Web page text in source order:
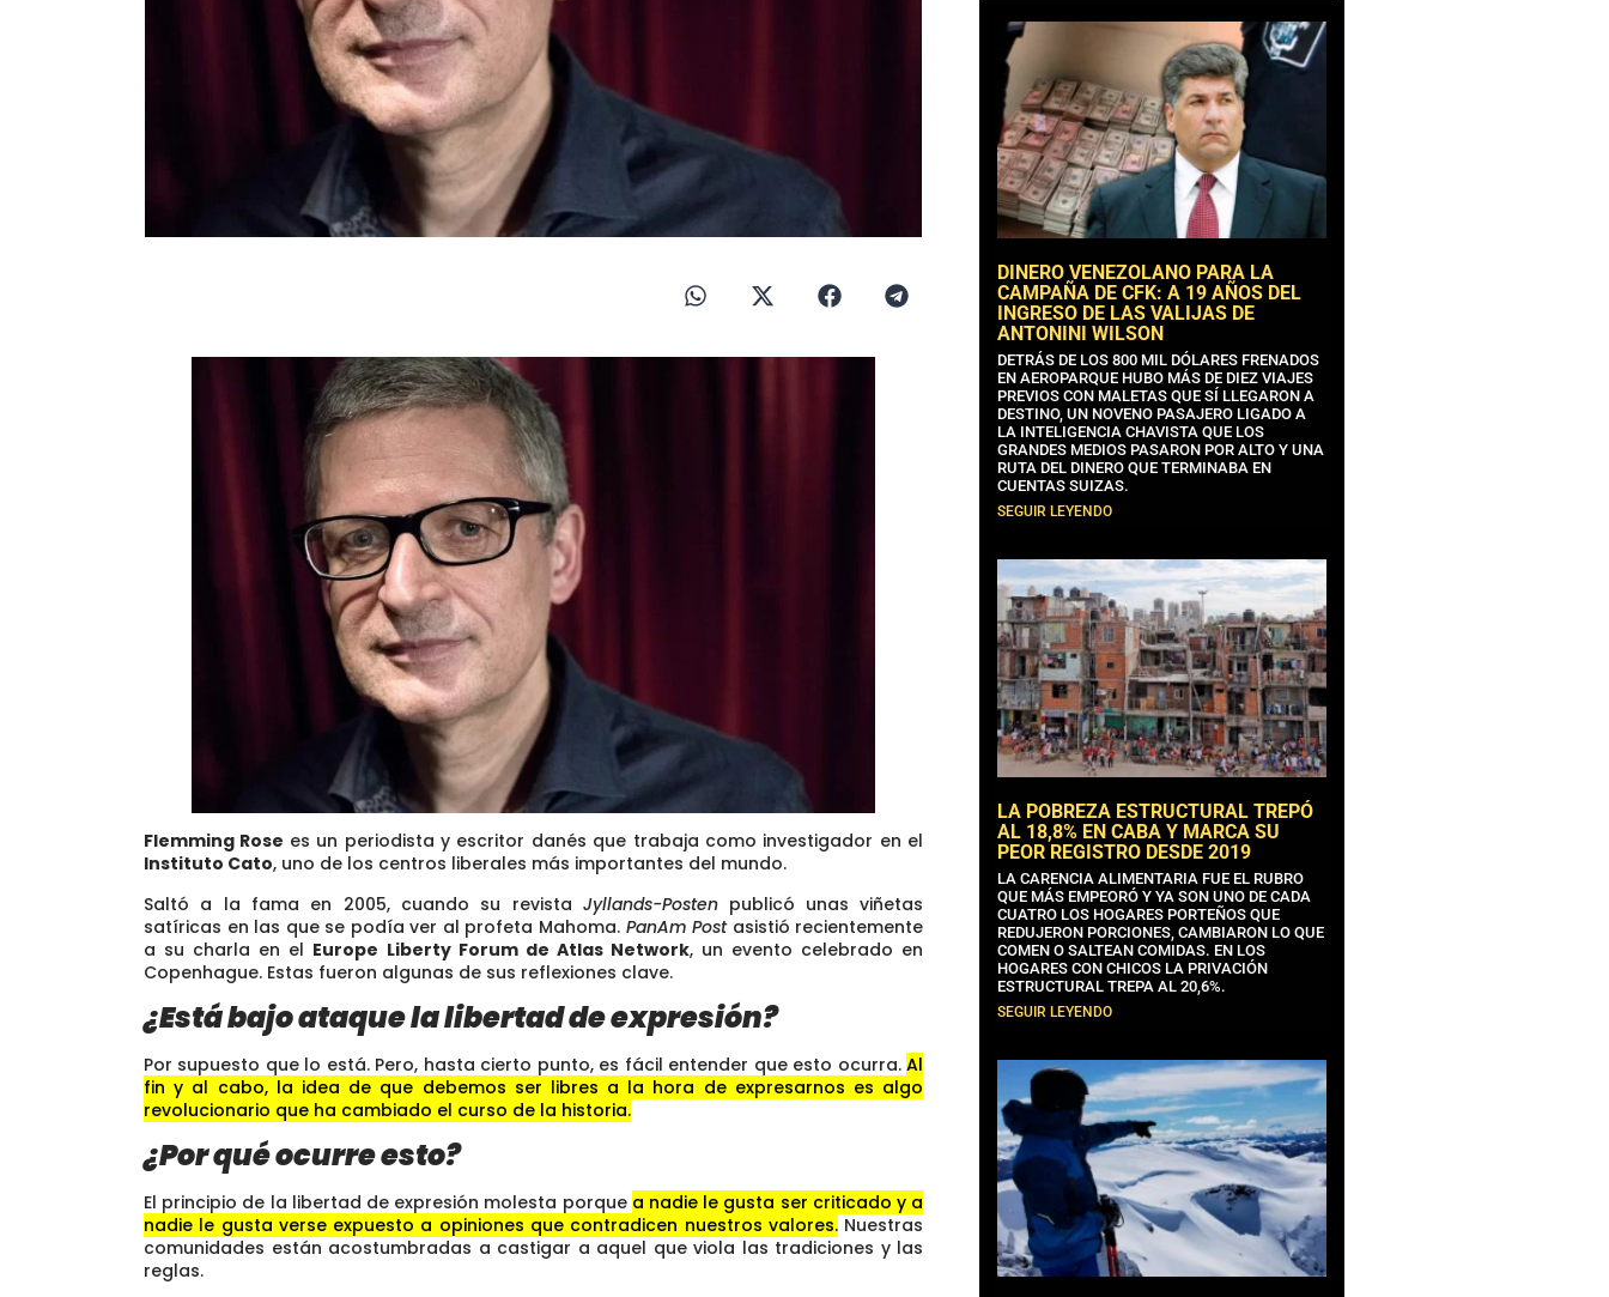
Flemming Rose es un periodista y escritor danés que trabaja como investigador en el
Instituto Cato, uno de los centros liberales más importantes del mundo.
Saltó a la fama en 2005, cuando su revistaJyllands-Posten publicó unas viñetas
satíricas en las que se podía ver al profeta Mahoma. PanAm Postasistió recientemente
a su charla en el Europe Liberty Forum de Atlas Network, un evento celebrado en
Copenhague. Estas fueron algunas de sus reflexiones clave.
¿Está bajo ataque la libertad de expresión?
Por supuesto que lo está. Pero, hasta cierto punto, es fácil entender que esto ocurra.Al
fin y al cabo, la idea de que debemos ser libres a la hora de expresarnos es algo
revolucionario que ha cambiado el curso de la historia.
¿Por qué ocurre esto?
El principio de la libertad de expresión molesta porque a nadie le gusta ser criticado y a
nadie le gusta verse expuesto a opiniones que contradicen nuestros valores.Nuestras
comunidades están acostumbradas a castigar a aquel que viola las tradiciones y las
reglas.
DINERO VENEZOLANO PARA LA
CAMPAÑA DE CFK: A 19 AÑOS DEL
INGRESO DE LAS VALIJAS DE
ANTONINI WILSON
DETRÁS DE LOS 800 MIL DÓLARES FRENADOS
EN AEROPARQUE HUBO MÁS DE DIEZ VIAJES
PREVIOS CON MALETAS QUE SÍ LLEGARON A
DESTINO, UN NOVENO PASAJERO LIGADO A
LA INTELIGENCIA CHAVISTA QUE LOS
GRANDES MEDIOS PASARON POR ALTO Y UNA
RUTA DEL DINERO QUE TERMINABA EN
CUENTAS SUIZAS.
SEGUIR LEYENDO
LA POBREZA ESTRUCTURAL TREPÓ
AL 18,8% EN CABA Y MARCA SU
PEOR REGISTRO DESDE 2019
LA CARENCIA ALIMENTARIA FUE EL RUBRO
QUE MÁS EMPEORÓ Y YA SON UNO DE CADA
CUATRO LOS HOGARES PORTEÑOS QUE
REDUJERON PORCIONES, CAMBIARON LO QUE
COMEN O SALTEAN COMIDAS. EN LOS
HOGARES CON CHICOS LA PRIVACIÓN
ESTRUCTURAL TREPA AL 20,6%.
SEGUIR LEYENDO